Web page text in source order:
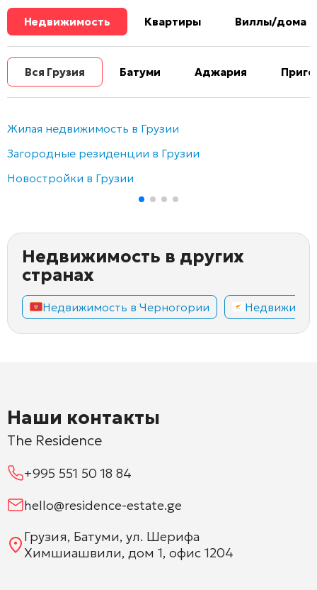
Недвижимость Квартиры Виллы/дома
Вся Грузия Батуми Аджария
Жилая недвижимость в Грузии
Загородные резиденции в Грузии
Новостройки в Грузии
Недвижимость в других
странах
Недвижимость в Черногории
Наши контакты
The Residence
+995 551 50 18 84
hello@residence-estate.ge
Грузия, Батуми, ул. Шерифа
Химшиашвили, дом 1, офис 1204